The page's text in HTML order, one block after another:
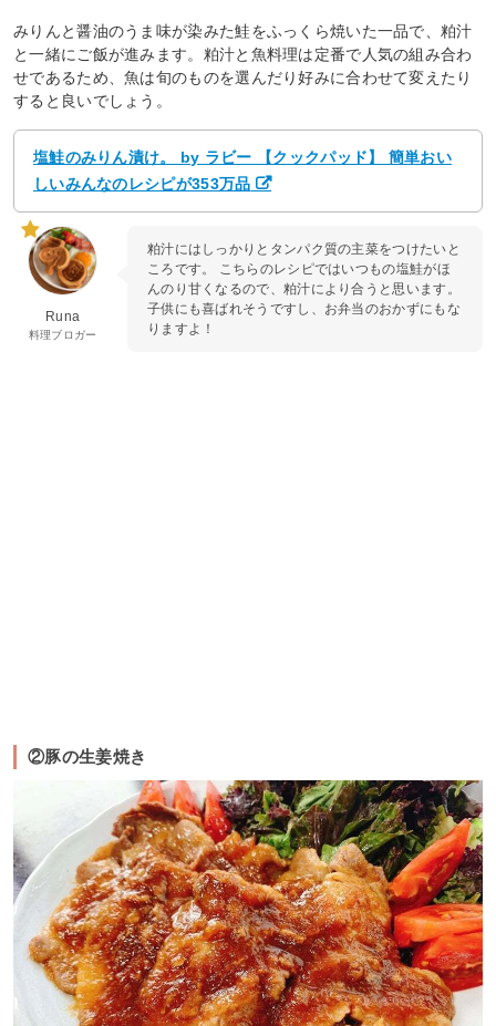
みりんと醤油のうま味が染みた鮭をふっくら焼いた一品で、粕汁
と一緒にご飯が進みます。粕汁と魚料理は定番で人気の組み合わ
せであるため、魚は旬のものを選んだり好みに合わせて変えたり
すると良いでしょう。
塩鮭のみりん漬け。 by ラビー 【クックパッド】 簡単おい
しいみんなのレシピが353万品
Runa
料理ブロガー
粕汁にはしっかりとタンパク質の主菜をつけたいと
ころです。 こちらのレシピではいつもの塩鮭がほ
んのり甘くなるので、粕汁により合うと思います。
子供にも喜ばれそうですし、お弁当のおかずにもな
りますよ！
②豚の生姜焼き